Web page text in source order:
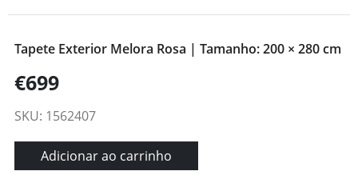
Tapete Exterior Melora Rosa | Tamanho: 200 × 280 cm
€699
SKU: 1562407
Adicionar ao carrinho